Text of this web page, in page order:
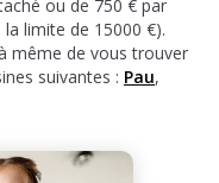
ou de 750 € par
limite de 15000 €).
même de vous trouver
suivantes : Pau,